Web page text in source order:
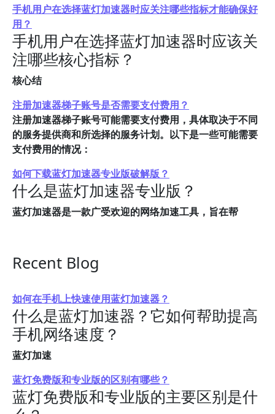
手机用户在选择蓝灯加速器时应关注哪些指标才能确保好
用？
手机用户在选择蓝灯加速器时应该关
注哪些核心指标？
核心结
注册加速器梯子账号是否需要支付费用？
注册加速器梯子账号可能需要支付费用，具体取决于不同
的服务提供商和所选择的服务计划。以下是一些可能需要
支付费用的情况：
如何下载蓝灯加速器专业版破解版？
什么是蓝灯加速器专业版？
蓝灯加速器是一款广受欢迎的网络加速工具，旨在帮
Recent Blog
如何在手机上快速使用蓝灯加速器？
什么是蓝灯加速器？它如何帮助提高
手机网络速度？
蓝灯加速
蓝灯免费版和专业版的区别有哪些？
蓝灯免费版和专业版的主要区别是什